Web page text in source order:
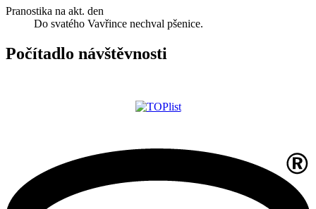
Pranostika na akt. den
Do svatého Vavřince nechval pšenice.
Počítadlo návštěvnosti